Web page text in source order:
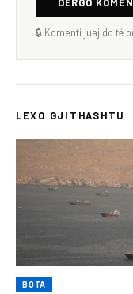
🔒 Komenti juaj do të
LEXO GJITHASHTU
BOTA